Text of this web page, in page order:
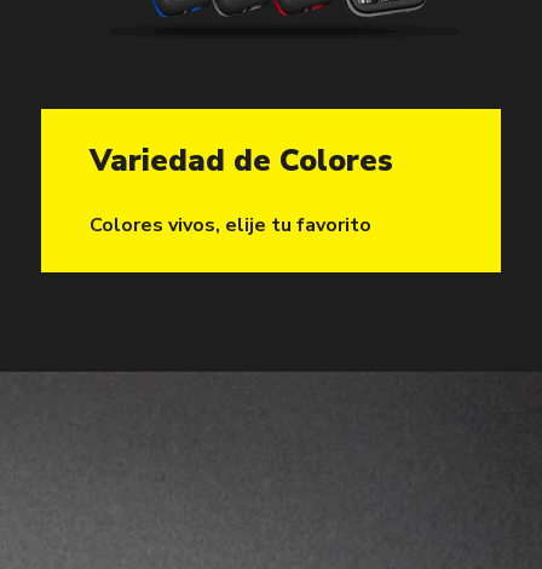
Variedad de Colores
Colores vivos, elije tu favorito